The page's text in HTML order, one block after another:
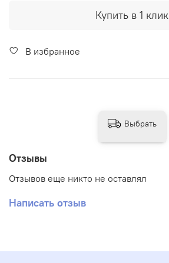
Купить в 1 клик
В избранное
Отзывы
Отзывов еще никто не оставлял
Написать отзыв
Выбрать